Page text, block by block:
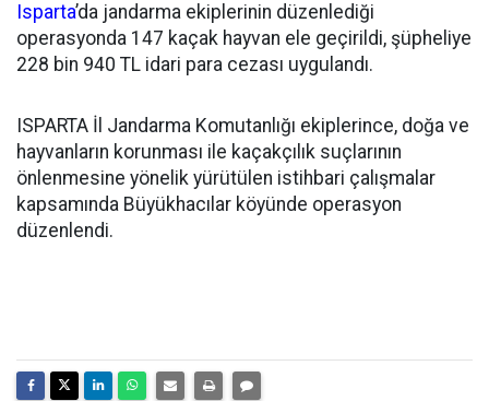
Isparta’da jandarma ekiplerinin düzenlediği
operasyonda 147 kaçak hayvan ele geçirildi, şüpheliye
228 bin 940 TL idari para cezası uygulandı.
ISPARTA İl Jandarma Komutanlığı ekiplerince, doğa ve
hayvanların korunması ile kaçakçılık suçlarının
önlenmesine yönelik yürütülen istihbari çalışmalar
kapsamında Büyükhacılar köyünde operasyon
düzenlendi.